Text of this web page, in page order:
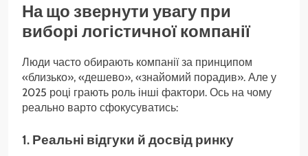
На що звернути увагу при
виборі логістичної компанії
Люди часто обирають компанії за принципом
«близько», «дешево», «знайомий порадив». Але у
2025 році грають роль інші фактори. Ось на чому
реально варто сфокусуватись:
1. Реальні відгуки й досвід ринку